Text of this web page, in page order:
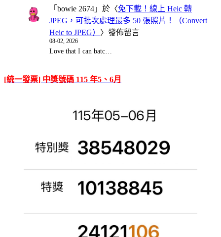
「 bowie 2674 」於〈免下載！線上 Heic 轉
JPEG，可批次處理最多 50 張照片！（Convert
Heic to JPEG） 〉發佈留言
08-02, 2026
Love that I can batc…
[統一發票] 中獎號碼 115 年5、6月